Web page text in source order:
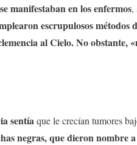
manifestaban en los enfermos,
escrupulosos métodos
al Cielo. No
sentíaque le crecían tumores
negras, que dieron nombre